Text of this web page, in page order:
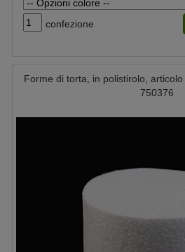
confezione
Forme di torta, in polistirolo,
750376